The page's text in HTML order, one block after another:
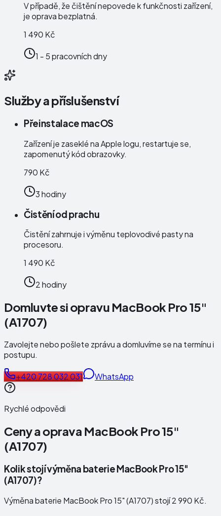
V případě, že čištění nepovede k funkčnosti zařízení,
je oprava bezplatná.
1 490 Kč
1 - 5 pracovních dny
Služby a příslušenství
Přeinstalace macOS
Zařízení je zaseklé na Apple logu, restartuje se,
zapomenutý kód obrazovky.
790 Kč
3 hodiny
Čistění od prachu
Čistění zahrnuje i výměnu teplovodivé pasty na
procesoru.
1 490 Kč
2 hodiny
Domluvte si opravu MacBook Pro 15"
(A1707)
Zavolejte nebo pošlete zprávu a domluvíme se na termínu i
postupu.
+420 728 032 031 WhatsApp
Rychlé odpovědi
Ceny a oprava MacBook Pro 15"
(A1707)
Kolik stojí výměna baterie MacBook Pro 15"
(A1707)?
Výměna baterie MacBook Pro 15" (A1707) stojí 2 990 Kč.